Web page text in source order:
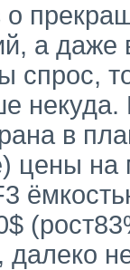
а даже
спрос,
в
цены на